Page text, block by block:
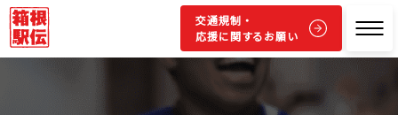
交通規制・
応援に関するお願い